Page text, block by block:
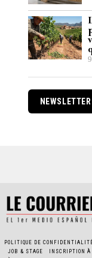
NEWSLETTER
POLITIQUE DE
JOB & STAGE
INSCRIPTION